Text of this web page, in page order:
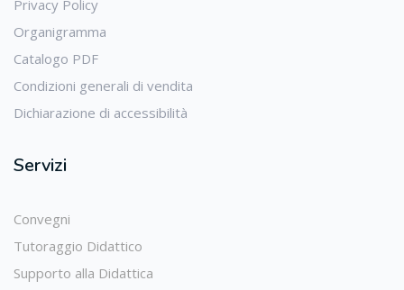
Privacy Policy
Organigramma
Catalogo PDF
Condizioni generali di vendita
Dichiarazione di accessibilità
Servizi
Convegni
Tutoraggio Didattico
Supporto alla Didattica